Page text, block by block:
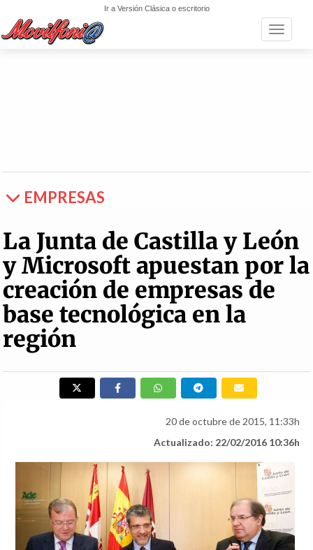
Ir a Versión Clásica o escritorio
Toggle
EMPRESAS
La Junta de Castilla y León
y Microsoft apuestan por la
creación de empresas de
base tecnológica en la
región
20 de octubre de 2015, 11:33h
Actualizado: 22/02/2016 10:36h